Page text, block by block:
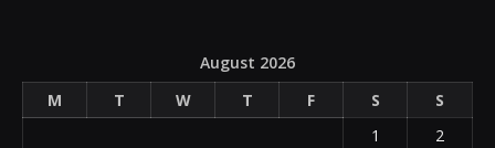
August 2026
M
T W T F S
S
1
2